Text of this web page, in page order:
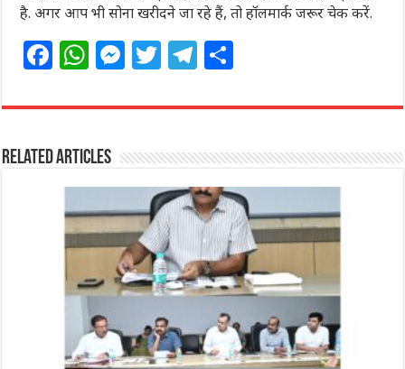
है. अगर आप भी सोना खरीदने जा रहे हैं, तो हॉलमार्क जरूर चेक करें.
F
c
e
b
o
o
k
W
at
s
A
p
p
M
ss
n
g
e
r
T
itt
r
T
e
ra
m
ar
Related Articles